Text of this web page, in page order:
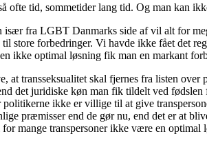
tid, sommetider lang tid. Og man kan
fra LGBT Danmarks side af vil alt for
store forbedringer. Vi havde ikke fået det
ikke optimal løsning fik man en markant
transseksualitet skal fjernes fra listen
det juridiske køn man fik tildelt ved
ikke er villige til at give
præmisser end de gør nu, end det er at
mange transpersoner ikke være en